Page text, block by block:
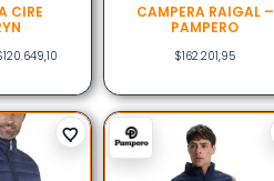
CIRE
120.649,10
CAMPERA RAIGAL –
PAMPERO
$162.201,95